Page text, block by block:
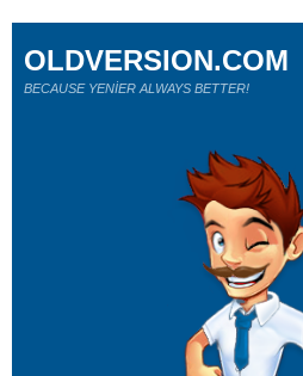
OLDVERSION.COM
BECAUSE YENİER ALWAYS BETTER!